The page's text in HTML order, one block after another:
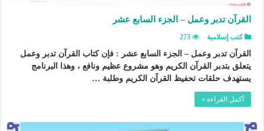
القرآن تدبر وعمل – الجزء السابع عشر
كتب إسلامية 273
القرآن تدبر وعمل – الجزء السابع عشر : فإن كتاب القرآن تدبر وعمل
يتعلق بتدبر القرآن الكريم وهو مشروع عظيم ونافع ، وهذا البرنامج
يستهدف حلقات تحفيظ القرآن الكريم وطلبة …
أكمل القراءة »